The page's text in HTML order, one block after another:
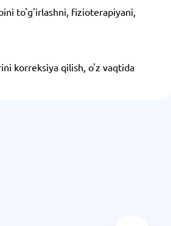
to'g'irlashni, fizioterapiyani,
korreksiya qilish, o'z vaqtida